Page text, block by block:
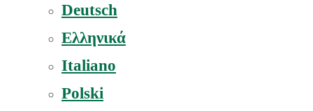
Deutsch
Ελληνικά
Italiano
Polski